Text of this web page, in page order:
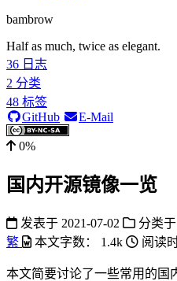
bambrow
Half as much, twice as elegant.
36 日志
2 分类
48 标签
GitHub
E-Mail
0%
国内开源镜像一览
发表于 2021-07-02 分类于
繁
本文字数： 1.4k 阅读
本文简要讨论了一些常用的国